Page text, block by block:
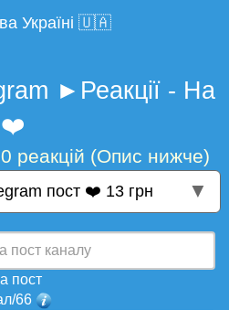
Україні 🇺🇦
►Реакції - На
❤️
реакцій (Опис нижче)
пост ❤️ 13 грн ▼
пост
66